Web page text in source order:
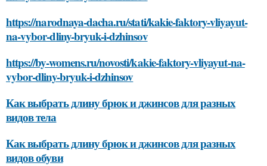
https://narodnaya-dacha.ru/stati/kakie-faktory-vliyayut-
na-vybor-dliny-bryuk-i-dzhinsov
https://by-womens.ru/novosti/kakie-faktory-vliyayut-na-
vybor-dliny-bryuk-i-dzhinsov
Как выбрать длину брюк и джинсов для разных
видов тела
Как выбрать длину брюк и джинсов для разных
видов обуви